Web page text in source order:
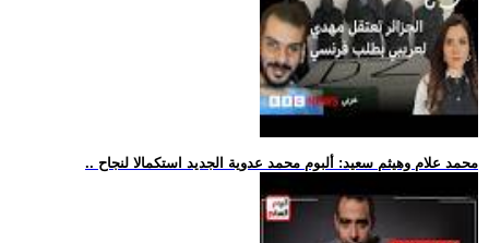
.. محمد علام وهيثم سعيد: ألبوم محمد عدوية الجديد استكمالا لنجاح